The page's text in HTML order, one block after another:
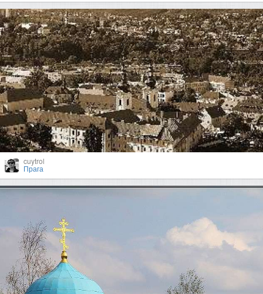
cuytrol
Прага